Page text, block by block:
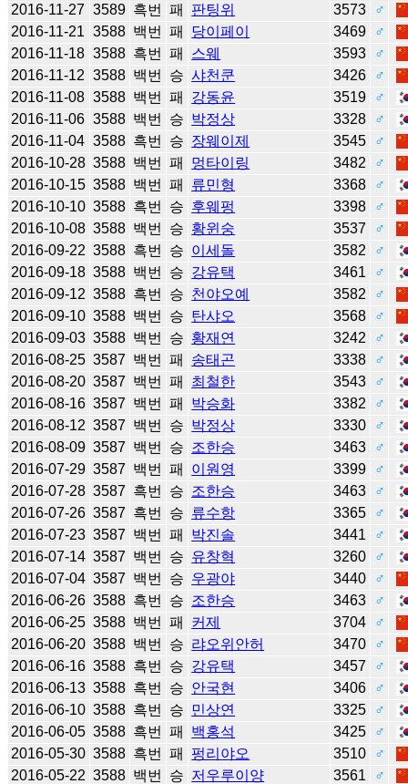
2016-11-27 3589 흑번 패 판팅위 3573
♂
2016-11-21 3588 백번 패 당이페이 3469
♂
2016-11-18 3588 흑번 패 스웨 3593
♂
2016-11-12 3588 백번 승 샤천쿤 3426
♂
2016-11-08 3588 백번 패 강동윤 3519
♂
2016-11-06 3588 백번 승 박정상 3328
♂
2016-11-04 3588 흑번 승 장웨이제 3545
♂
2016-10-28 3588 백번 패 멍타이링 3482
♂
2016-10-15 3588 백번 패 류민형 3368
♂
2016-10-10 3588 흑번 승 후웨펑 3398
♂
2016-10-08 3588 백번 승 황윈숭 3537
♂
2016-09-22 3588 흑번 승 이세돌 3582
♂
2016-09-18 3588 백번 승 강유택 3461
♂
2016-09-12 3588 흑번 승 천야오예 3582
♂
2016-09-10 3588 백번 승 탄샤오 3568
♂
2016-09-03 3588 백번 승 황재연 3242
♂
2016-08-25 3587 백번 패 송태곤 3338
♂
2016-08-20 3587 백번 패 최철한 3543
♂
2016-08-16 3587 백번 패 박승화 3382
♂
2016-08-12 3587 백번 승 박정상 3330
♂
2016-08-09 3587 백번 승 조한승 3463
♂
2016-07-29 3587 백번 패 이원영 3399
♂
2016-07-28 3587 흑번 승 조한승 3463
♂
2016-07-26 3587 흑번 승 류수항 3365
♂
2016-07-23 3587 백번 패 박진솔 3441
♂
2016-07-14 3587 백번 승 유창혁 3260
♂
2016-07-04 3587 백번 승 우광야 3440
♂
2016-06-26 3588 흑번 승 조한승 3463
♂
2016-06-25 3588 백번 패 커제 3704
♂
2016-06-20 3588 백번 승 랴오위안허 3470
♂
2016-06-16 3588 흑번 승 강유택 3457
♂
2016-06-13 3588 흑번 승 안국현 3406
♂
2016-06-10 3588 흑번 승 민상연 3325
♂
2016-06-05 3588 흑번 패 백홍석 3425
♂
2016-05-30 3588 흑번 패 펑리야오 3510
♂
2016-05-22 3588 백번 승 저우루이양 3561
♂